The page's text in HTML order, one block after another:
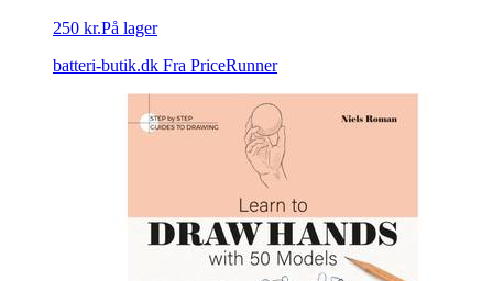
250 kr.På lager
batteri-butik.dk Fra PriceRunner